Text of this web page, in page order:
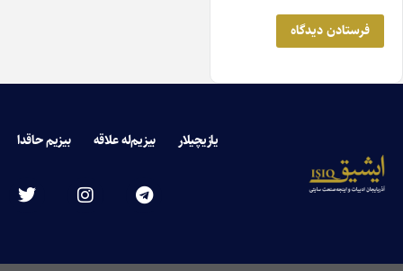
یازیچیلار بیزیم‌له علاقه بیزیم حاقدا